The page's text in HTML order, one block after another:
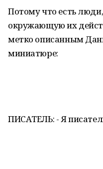
Потому что есть
окружающую их
метко описанным
миниатюре:
ПИСАТЕЛЬ: - Я